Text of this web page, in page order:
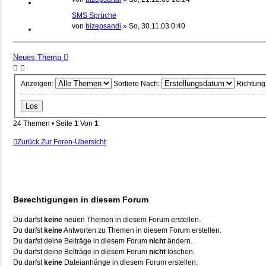
SMS Sprüche
von bizepsandi » So, 30.11.03 0:40
Neues Thema
Anzeigen: Sortiere Nach:
24 Themen • Seite 1 Von 1
Zurück Zur Foren-Übersicht
Berechtigungen in diesem Forum
Du darfstkeine neuen Themen in diesem Forum erstellen.
Du darfstkeineAntworten zu Themen in diesem Forum erstellen.
Du darfst deine Beiträge in diesem Forum nicht ändern.
Du darfst deine Beiträge in diesem Forum nicht löschen.
Du darfstkeine Dateianhänge in diesem Forum erstellen.